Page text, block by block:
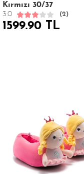
Kırmızı 30/37
3.0 (2)
1599.90 TL